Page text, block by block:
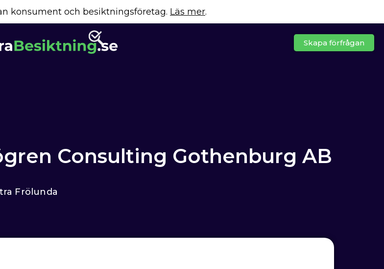
konsument och besiktningsföretag. Läs mer.
Skapa förfrågan
Consulting Gothenburg AB
Frölunda